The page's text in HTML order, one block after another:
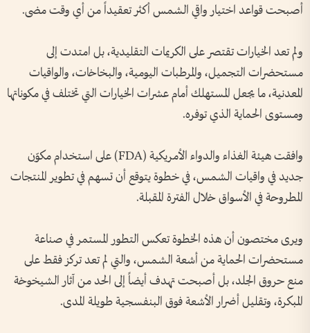
أصبحت قواعد اختيار واقي الشمس أكثر تعقيداً من أي وقت مضى.
ولم تعد الخيارات تقتصر على الكريمات التقليدية، بل امتدت إلى
مستحضرات التجميل، والمرطبات اليومية، والبخاخات، والواقيات
المعدنية، ما يجعل المستهلك أمام عشرات الخيارات التي تختلف في مكوناتها
ومستوى الحماية الذي توفره.
وافقت هيئة الغذاء والدواء الأمريكية (FDA) على استخدام مكوّن
جديد في واقيات الشمس، في خطوة يتوقع أن تسهم في تطوير المنتجات
المطروحة في الأسواق خلال الفترة المقبلة.
ويرى مختصون أن هذه الخطوة تعكس التطور المستمر في صناعة
مستحضرات الحماية من أشعة الشمس، والتي لم تعد تركز فقط على
منع حروق الجلد، بل أصبحت تهدف أيضاً إلى الحد من آثار الشيخوخة
المبكرة، وتقليل أضرار الأشعة فوق البنفسجية طويلة المدى.